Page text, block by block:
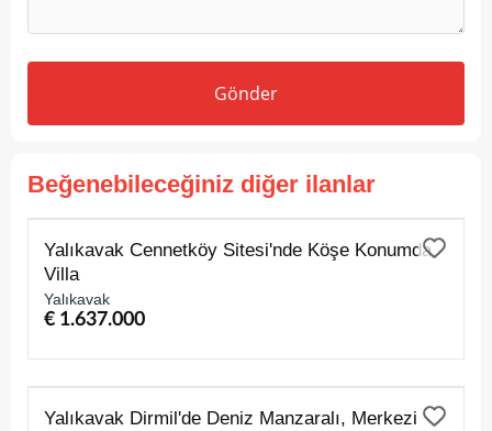
Gönder
Beğenebileceğiniz diğer ilanlar
SATILIK
Yalıkavak Cennetköy Sitesi'nde Köşe Konumda
Villa
Yalıkavak
€ 1.637.000
SATILIK
Yalıkavak Dirmil'de Deniz Manzaralı, Merkezi